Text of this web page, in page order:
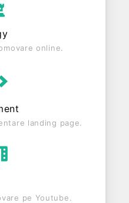
online.
landing page.
pe Youtube.